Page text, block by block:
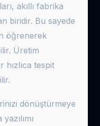
akıllı fabrika
biridir. Bu sayede
öğrenerek
Üretim
tespit
dönüştürmeye